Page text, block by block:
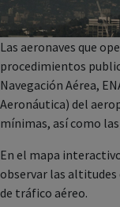
Las aeronaves que
procedimientos
Navegación Aérea,
Aeronáutica) del
mínimas, así como
En el mapa
observar las
de tráfico aéreo.